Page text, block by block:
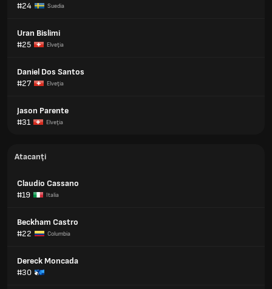
#24
Suedia
Uran Bislimi
#25
Elveţia
Daniel Dos Santos
#27
Elveţia
Jason Parente
#31
Elveţia
Atacanți
Claudio Cassano
#19
Italia
Beckham Castro
#22
Columbia
Dereck Moncada
#30